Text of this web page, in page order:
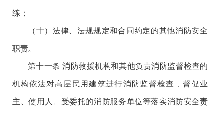
练；
（十）法律、法规规定和合同约定的其他消防安全
职责。
第十一条 消防救援机构和其他负责消防监督检查的
机构依法对高层民用建筑进行消防监督检查，督促业
主、使用人、受委托的消防服务单位等落实消防安全责